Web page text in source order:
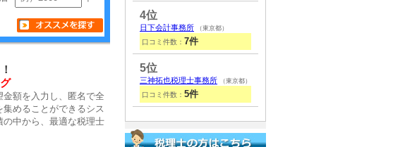
額を入力し、匿名で全
めることができるシス
中から、最適な税理士
4位
日下会計事務所 （東京都）
口コミ件数： 7件
5位
三神拓也税理士事務所 （東京都）
口コミ件数： 5件